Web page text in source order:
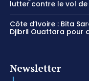
lutter contre le vol
Côte d’Ivoire : Bita
Djibril Ouattara pour
Newsletter